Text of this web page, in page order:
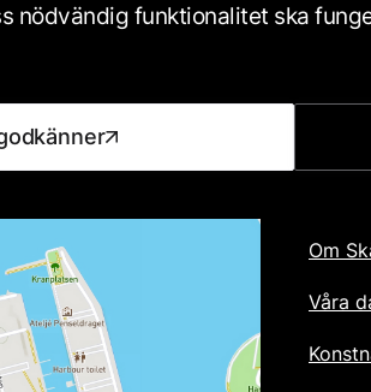
Footer
OM
Om
Våra
nödvändig funktionalitet ska